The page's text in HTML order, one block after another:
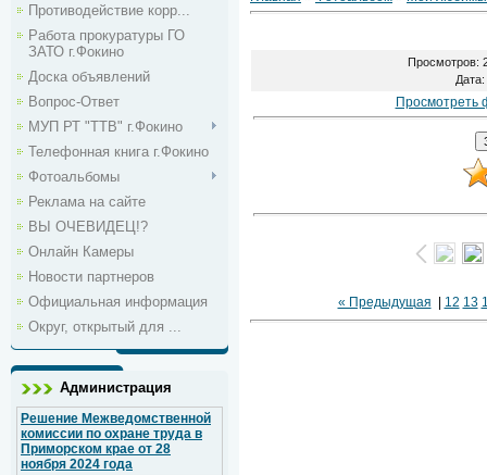
Противодействие корр...
Работа прокуратуры ГО
ЗАТО г.Фокино
Доска объявлений
Вопрос-Ответ
МУП РТ "ТТВ" г.Фокино
Телефонная книга г.Фокино
Фотоальбомы
Реклама на сайте
ВЫ ОЧЕВИДЕЦ!?
Онлайн Камеры
Новости партнеров
Официальная информация
Округ, открытый для ...
Администрация
Решение Межведомственной
комиссии по охране труда в
Приморском крае от 28
ноября 2024 года
Просмотров:
Дата:
Просмотреть
« Предыдущая 12 13